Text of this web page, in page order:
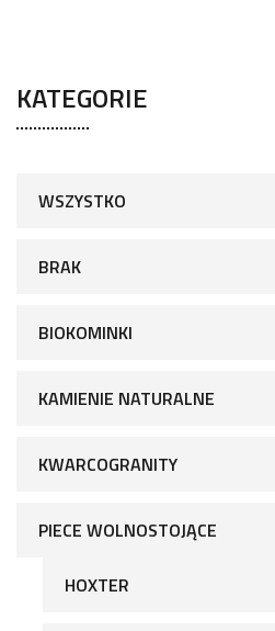
KATEGORIE
WSZYSTKO
BRAK
BIOKOMINKI
KAMIENIE NATURALNE
KWARCOGRANITY
PIECE WOLNOSTOJĄCE
HOXTER